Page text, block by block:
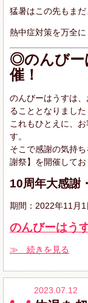
猛暑はこの先もまだ
熱中症対策を万全に
◎のんびー
催！
のんびーはうすは
ることとなりました
これもひとえに、
す。
そこで感謝の気持
謝祭】を開催してお
10周年大感謝
期間：2022年11月
のんびーはう
≫ 続きを見る
2023.07.12